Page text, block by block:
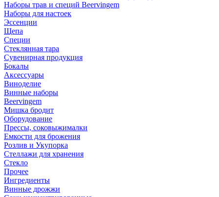
Наборы трав и специй Beervingem
Наборы для настоек
Эссенции
Щепа
Специи
Стеклянная тара
Сувенирная продукция
Бокалы
Аксессуары
Виноделие
Винные наборы
Beervingem
Мишка бродит
Оборудование
Прессы, соковыжималки
Емкости для брожения
Розлив и Укупорка
Стеллажи для хранения
Стекло
Прочее
Ингредиенты
Винные дрожжи